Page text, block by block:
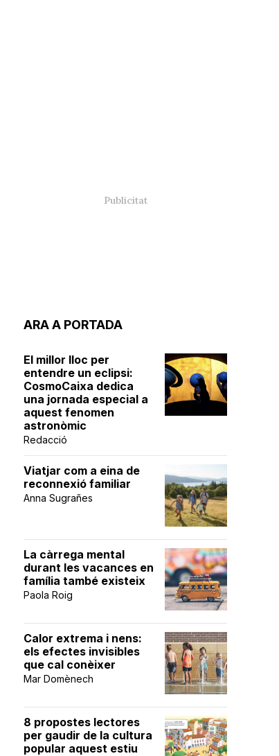
ARA A PORTADA
El millor lloc per
entendre un eclipsi:
CosmoCaixa dedica
una jornada especial a
aquest fenomen
astronòmic
Redacció
Viatjar com a eina de
reconnexió familiar
Anna Sugrañes
La càrrega mental
durant les vacances en
família també existeix
Paola Roig
Calor extrema i nens:
els efectes invisibles
que cal conèixer
Mar Domènech
8 propostes lectores
per gaudir de la cultura
popular aquest estiu